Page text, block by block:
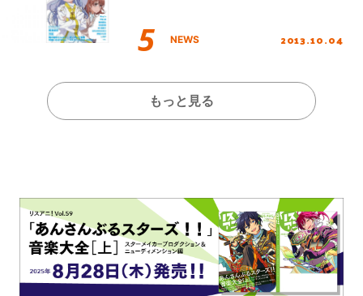
NEWS 2013.10.04
もっと見る